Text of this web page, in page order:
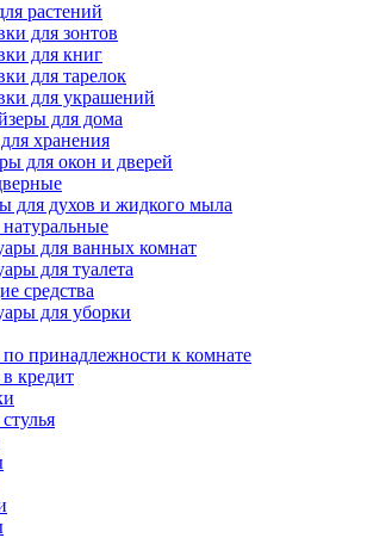
растений
для зонтов
для книг
для тарелок
для украшений
для дома
хранения
для окон и дверей
для духов и жидкого мыла
для ванных комнат
для туалета
средства
для уборки
принадлежности к комнате
кредит